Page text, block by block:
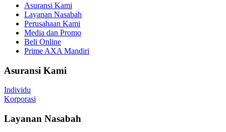
Asuransi Kami
Layanan Nasabah
Perusahaan Kami
Media dan Promo
Beli Online
Prime AXA Mandiri
Asuransi Kami
Individu
Korporasi
Layanan Nasabah